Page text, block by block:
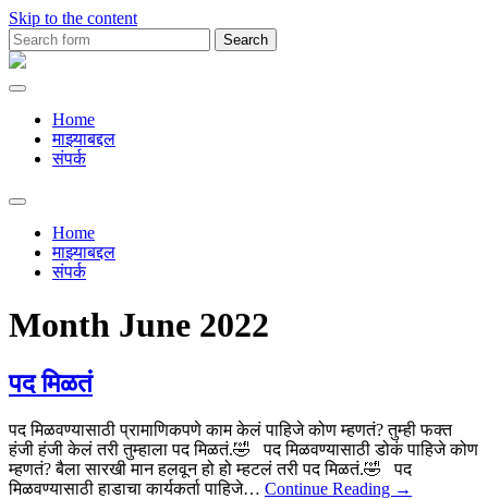
Skip to the content
Search
for:Premachya
Home
माझ्याबद्दल
संपर्क
Toggle
search
field
Home
माझ्याबद्दल
संपर्क
Month June 2022
पद मिळतं
पद मिळवण्यासाठी प्रामाणिकपणे काम केलं पाहिजे कोण म्हणतं? तुम्ही फक्त
हंजी हंजी केलं तरी तुम्हाला पद मिळतं.🤣 पद मिळवण्यासाठी डोकं पाहिजे कोण
म्हणतं? बैला सारखी मान हलवून हो हो म्हटलं तरी पद मिळतं.🤣 पद
मिळवण्यासाठी हाडाचा कार्यकर्ता पाहिजे… Continue Reading →